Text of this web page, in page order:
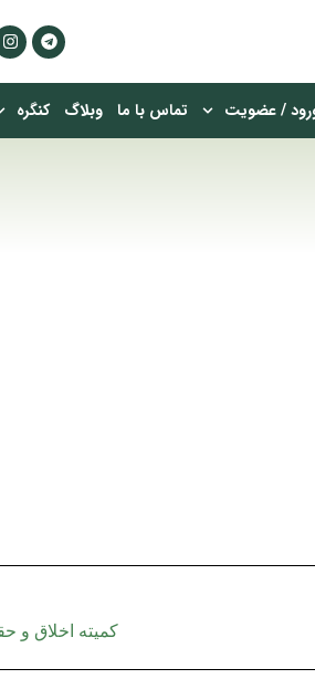
/ عضویت تماس با ما وبلاگ کنگره
کمیته اخلاق و